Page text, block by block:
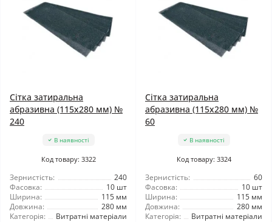
Сітка затиральна
абразивна (115x280 мм) №
240
В наявності
Код товару: 3322
Зернистість:
240
Фасовка:
10 шт
Ширина:
115 мм
Довжина:
280 мм
Категорія:
Витратні матеріали
Сітка затиральна
абразивна (115x280 мм) №
60
В наявності
Код товару: 3324
Зернистість:
60
Фасовка:
10 шт
Ширина:
115 мм
Довжина:
280 мм
Категорія:
Витратні матеріали